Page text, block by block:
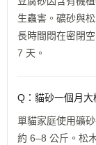
生蟲害。礦砂與
長時間悶在密閉
7 天。
Q：貓砂一個月大
單貓家庭使用礦
約 6–8 公斤。松